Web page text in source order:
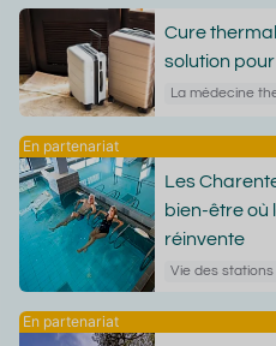
Cure
solution pour
La médecine
Les
bien-être où
réinvente
Vie des